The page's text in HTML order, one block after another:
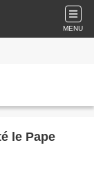
MENU
le Pape